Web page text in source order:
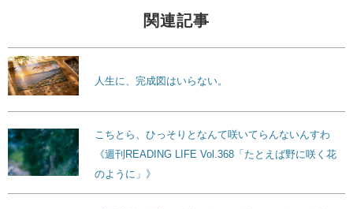
関連記事
人生に、完成図はいらない。
こちとら、ひっそりとなんて咲いてらんないんすわ
《週刊READING LIFE Vol.368「たとえば野に咲く花
のように」》